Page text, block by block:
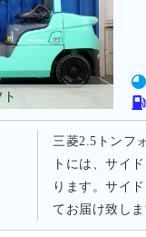
三菱2.5トンフ
トには、サイ
ります。サイ
てお届け致し